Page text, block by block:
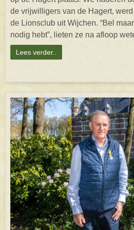
de vrijwilligers van de Hagert,
de Lionsclub uit Wijchen. “Bel
nodig hebt”, lieten ze na afloop
Lees verder..